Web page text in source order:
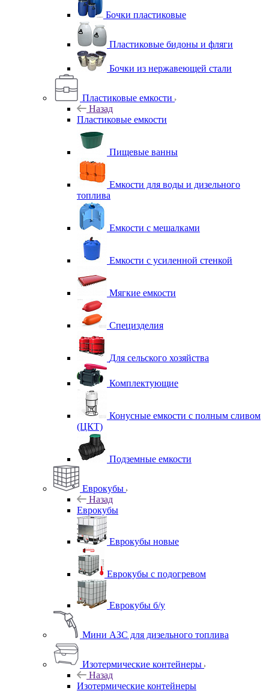
Бочки пластиковые
Пластиковые бидоны и фляги
Бочки из нержавеющей стали
Пластиковые емкости
Назад
Пластиковые емкости
Пищевые ванны
Емкости для воды и дизельного
топлива
Емкости с мешалками
Емкости с усиленной стенкой
Мягкие емкости
Специзделия
Для сельского хозяйства
Комплектующие
Конусные емкости с полным сливом
(ЦКТ)
Подземные емкости
Еврокубы
Назад
Еврокубы
Еврокубы новые
Еврокубы с подогревом
Еврокубы б/у
Мини АЗС для дизельного топлива
Изотермические контейнеры
Назад
Изотермические контейнеры